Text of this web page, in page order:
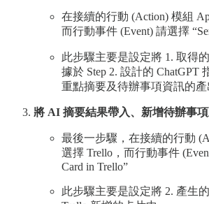
在接續的行動 (Action) 模組
而行動事件 (Event) 請選擇
此步驟主要是設定將 1. 取得
據於 Step 2. 設計的 ChatGPT
重點摘要及待辦事項資訊的產
將 AI 摘要結果帶入、新增待辦事
最後一步驟，在接續的行動
選擇 Trello，而行動事件
Card in Trello”
此步驟主要是設定將 2. 產生